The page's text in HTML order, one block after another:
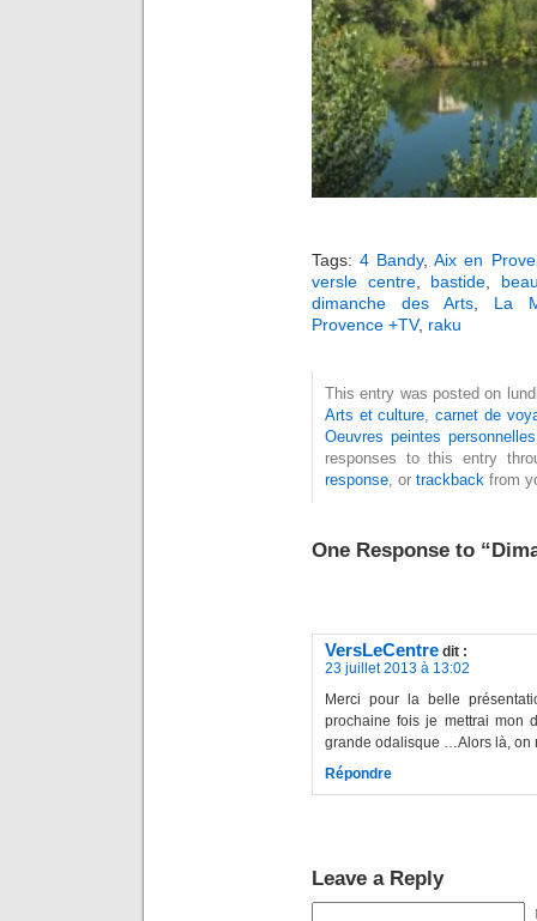
Tags:4 Bandy,Aix en
versle centre, bastide
dimanche des Arts
La
Provence +TV, raku
This entry was posted on
Arts et culture ,carnet de
Oeuvres peintes personnelles
responses to this entry
response , or trackback from
One Response to
VersLeCentre dit :
23 juillet 2013 à 13:02
Merci pour la belle
prochaine fois je mettrai mon
grande odalisque …Alors là, on
Répondre
Leave a Reply